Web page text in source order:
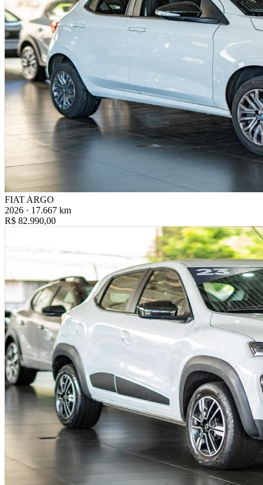
FIAT ARGO
2026 · 17.667 km
R$ 82.990,00